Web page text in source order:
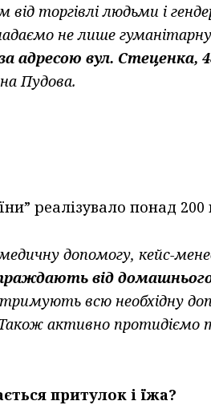
торгівлі людьми і
не лише
адресою вул. Стеценка,
Пудова.
реалізувало понад 200
допомогу, кейс-
від
всю необхідну
активно протидіємо
притулок і їжа?